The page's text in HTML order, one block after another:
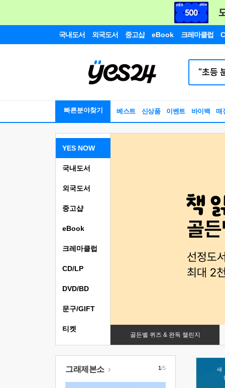
국내도서 외국도서 중고샵 eBook 크레마클럽
빠른분야찾기 베스트 신상품 이벤트 바이백 매
YES NOW
골든벨 퀴즈 & 완독 챌린지
국내도서
외국도서
중고샵
eBook
크레마클럽
CD/LP
DVD/BD
문구/GIFT
티켓
그래제본소 1/5